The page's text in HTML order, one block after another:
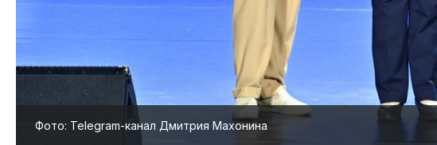
Фото: Telegram-канал Дмитрия Махонина